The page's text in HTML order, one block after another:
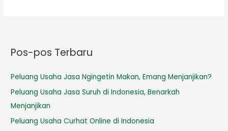
Pos-pos Terbaru
Peluang Usaha Jasa Ngingetin Makan, Emang Menjanjikan?
Peluang Usaha Jasa Suruh di Indonesia, Benarkah
Menjanjikan
Peluang Usaha Curhat Online di Indonesia